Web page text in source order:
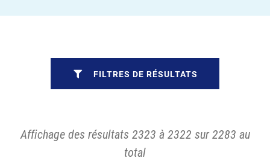
Affichage des résultats 2323 à 2322 sur 2283 au
total
FILTRES DE RÉSULTATS